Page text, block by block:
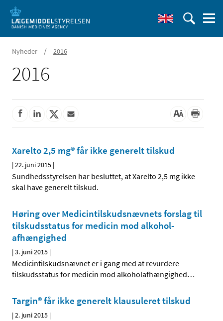
Nyheder / 2016
2016
Xarelto 2,5 mg® får ikke generelt tilskud
|22. juni 2015 |
Sundhedsstyrelsen har besluttet, at Xarelto 2,5 mg ikke
skal have generelt tilskud.
Høring over Medicintilskuds­nævnets forslag til
tilskudsstatus for medicin mod alkohol­
afhængighed
|3. juni 2015 |
Medicintilskudsnævnet er i gang med at revurdere
tilskudsstatus for medicin mod alkoholafhængighed…
Targin® får ikke generelt klausuleret tilskud
|2. juni 2015 |